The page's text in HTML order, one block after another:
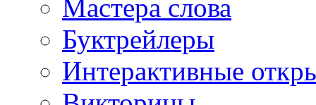
Мастера слова
Буктрейлеры
Интерактивные